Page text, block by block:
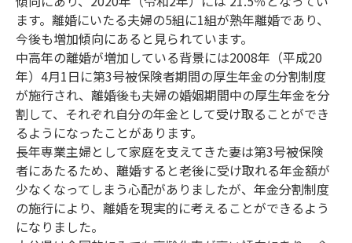
ます。離婚にいたる夫婦の5組に1組が熟年離婚であり、
今後も増加傾向にあると見られています。
中高年の離婚が増加している背景には2008年（平成20
年）4月1日に第3号被保険者期間の厚生年金の分割制度
が施行され、離婚後も夫婦の婚姻期間中の厚生年金を分
割して、それぞれ自分の年金として受け取ることができ
るようになったことがあります。
長年専業主婦として家庭を支えてきた妻は第3号被保険
者にあたるため、離婚すると老後に受け取れる年金額が
少なくなってしまう心配がありましたが、年金分割制度
の施行により、離婚を現実的に考えることができるよう
になりました。